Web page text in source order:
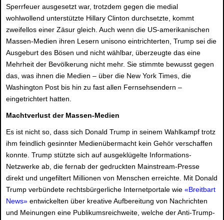
Sperrfeuer ausgesetzt war, trotzdem gegen die medial
wohlwollend unterstützte Hillary Clinton durchsetzte, kommt
zweifellos einer Zäsur gleich. Auch wenn die US-amerikanischen
Massen-Medien ihren Lesern unisono eintrichterten, Trump sei die
Ausgeburt des Bösen und nicht wählbar, überzeugte das eine
Mehrheit der Bevölkerung nicht mehr. Sie stimmte bewusst gegen
das, was ihnen die Medien – über die New York Times, die
Washington Post bis hin zu fast allen Fernsehsendern –
eingetrichtert hatten.
Machtverlust der Massen-Medien
Es ist nicht so, dass sich Donald Trump in seinem Wahlkampf trotz
ihm feindlich gesinnter Medienübermacht kein Gehör verschaffen
konnte. Trump stützte sich auf ausgeklügelte Informations-
Netzwerke ab, die fernab der gedruckten Mainstream-Presse
direkt und ungefiltert Millionen von Menschen erreichte. Mit Donald
Trump verbündete rechtsbürgerliche Internetportale wie «Breitbart
News» entwickelten über kreative Aufbereitung von Nachrichten
und Meinungen eine Publikumsreichweite, welche der Anti-Trump-